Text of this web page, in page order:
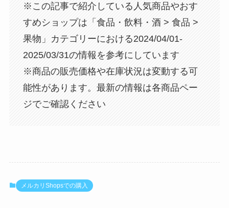
※この記事で紹介している人気商品やおす
すめショップは「食品・飲料・酒 > 食品 >
果物」カテゴリーにおける2024/04/01-
2025/03/31の情報を参考にしています
※商品の販売価格や在庫状況は変動する可
能性があります。最新の情報は各商品ペー
ジでご確認ください
メルカリShopsでの購入